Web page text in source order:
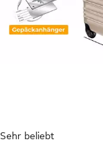
Sehr beliebt